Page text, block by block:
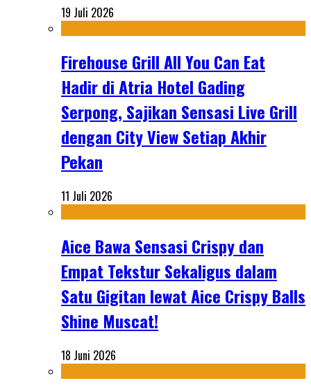
19 Juli 2026
Firehouse Grill All You Can Eat
Hadir di Atria Hotel Gading
Serpong, Sajikan Sensasi Live Grill
dengan City View Setiap Akhir
Pekan
11 Juli 2026
Aice Bawa Sensasi Crispy dan
Empat Tekstur Sekaligus dalam
Satu Gigitan lewat Aice Crispy Balls
Shine Muscat!
18 Juni 2026